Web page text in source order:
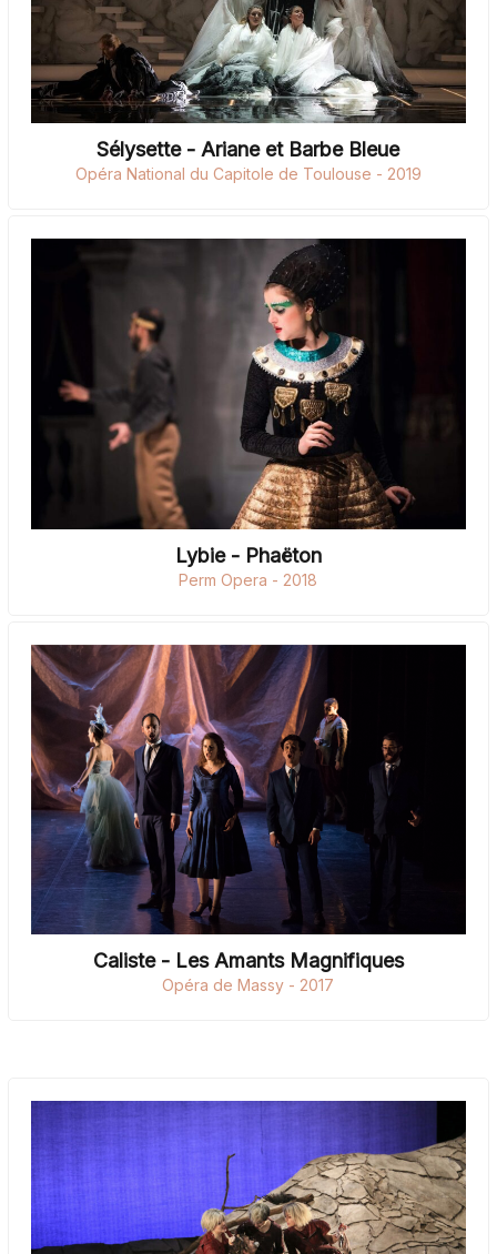
Sélysette - Ariane et Barbe Bleue
Opéra National du Capitole de Toulouse - 2019
Lybie - Phaëton
Perm Opera - 2018
Caliste - Les Amants Magnifiques
Opéra de Massy - 2017